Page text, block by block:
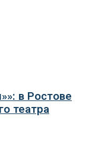
в Ростове
театра